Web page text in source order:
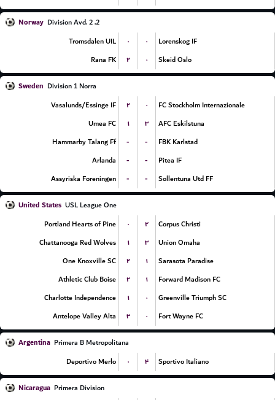
Norway
2. Division Avd. 2
Tromsdalen UIL
۰ ۰
Lorenskog IF
Rana FK
۲ ۰ Skeid Oslo
Sweden Division 1 Norra
Vasalunds/Essinge IF
۲ ۰
FC Stockholm Internazionale
Umea FC
۱ ۳
AFC Eskilstuna
Hammarby Talang Ff
- -
FBK Karlstad
Arlanda
- -
Pitea IF
Assyriska Foreningen
- - Sollentuna Utd FF
United States USL League One
Portland Hearts of Pine
۰ ۲
Corpus Christi
Chattanooga Red Wolves
۱ ۳
Union Omaha
One Knoxville SC
۲ ۱
Sarasota Paradise
Athletic Club Boise
۲ ۱
Forward Madison FC
Charlotte Independence
۱ ۰
Greenville Triumph SC
Antelope Valley Alta
۳ ۰ Fort Wayne FC
Argentina Primera B Metropolitana
Deportivo Merlo
۰ ۴ Sportivo Italiano
Nicaragua Primera Division